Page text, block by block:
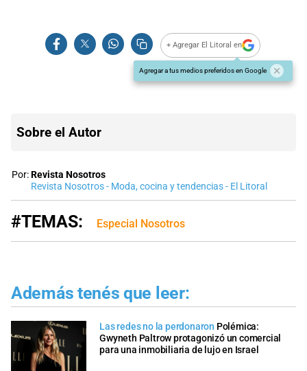
+ Agregar El Litoral en
Agregar a tus medios preferidos en Google
Sobre el Autor
Por:Revista Nosotros
Revista Nosotros - Moda, cocina y tendencias - El Litoral
#TEMAS: Especial Nosotros
Además tenés que leer:
Las redes no la perdonaron Polémica:
Gwyneth Paltrow protagonizó un comercial
para una inmobiliaria de lujo en Israel